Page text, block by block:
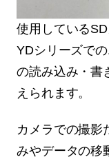
使用している
YDシリーズで
の読み込み・書
えられます。
カメラでの撮影
みやデータの移